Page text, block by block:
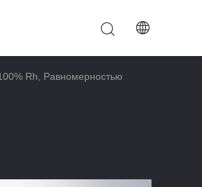
Rh, Равномерностью